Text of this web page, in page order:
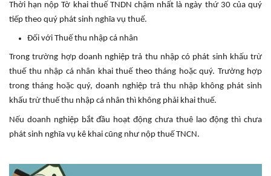
Thời hạn nộp Tờ khai thuế TNDN chậm nhất là ngày thứ 30 của quý
tiếp theo quý phát sinh nghĩa vụ thuế.
Đối với Thuế thu nhập cá nhân
Trong trường hợp doanh nghiệp trả thu nhập có phát sinh khấu trừ
thuế thu nhập cá nhân khai thuế theo tháng hoặc quý. Trường hợp
trong tháng hoặc quý, doanh nghiệp trả thu nhập không phát sinh
khấu trừ thuế thu nhập cá nhân thì không phải khai thuế.
Nếu doanh nghiệp bắt đầu hoạt động chưa thuê lao động thì chưa
phát sinh nghĩa vụ kê khai cũng như nộp thuế TNCN.